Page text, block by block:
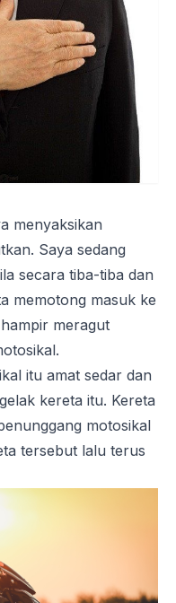
menyaksikan
Saya sedang
secara tiba-tiba dan
memotong masuk ke
meragut
itu amat sedar dan
kereta itu. Kereta
motosikal
tersebut lalu terus